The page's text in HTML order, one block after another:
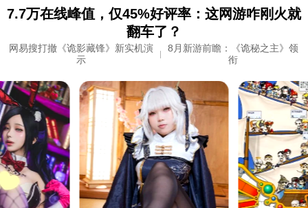
7.7万在线峰值，仅45%好评率：这网游咋刚火就
翻车了？
网易搜打撤《诡影藏锋》新实机演
示
8月新游前瞻：《诡秘之主》领
衔